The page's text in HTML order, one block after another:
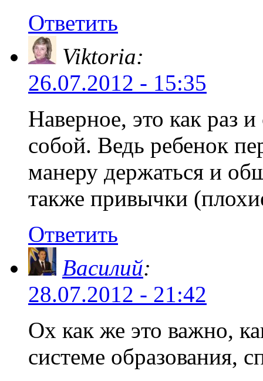
Ответить
Viktoria:
26.07.2012 - 15:35
Наверное, это как раз
собой. Ведь ребенок
манеру держаться и
также привычки
Ответить
Василий:
28.07.2012 - 21:42
Ох как же это важно,
системе образования,